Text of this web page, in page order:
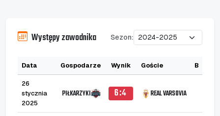
Występy zawodnika Sezon:
Data Gospodarze Wynik Goście B
26
stycznia
2025
PIŁKARZYKI 6:4 REAL VARSOVIA